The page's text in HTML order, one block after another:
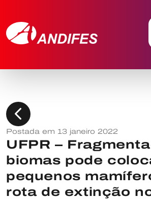
chevron_left
Postada em 13 janeiro 2022
UFPR –
biomas pode
pequenos
rota de extinção